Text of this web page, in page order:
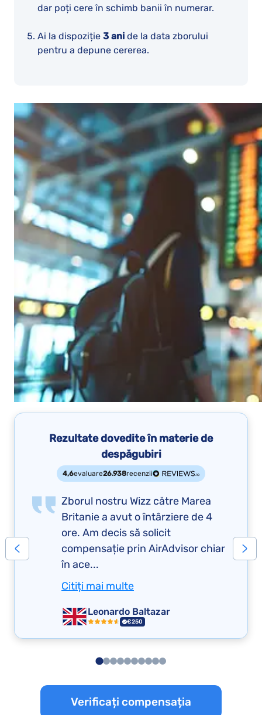
dar poți cere în schimb banii în numerar.
Ai la dispoziție 3 ani de la data zborului
pentru a depune cererea.
Rezultate dovedite în materie de
despăgubiri
4,6evaluare26.938recenzii
Zborul nostru Wizz către Marea
Britanie a avut o întârziere de 4
ore. Am decis să solicit
compensație prin AirAdvisor chiar
în ace...
Citiți mai multe
Leonardo Baltazar
€250
Verificați compensația